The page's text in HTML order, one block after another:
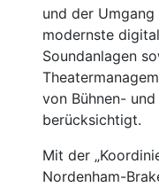
und der
modernste
Soundanlagen
von Bühnen-
berücksichtigt.
Mit der
Nordenham-